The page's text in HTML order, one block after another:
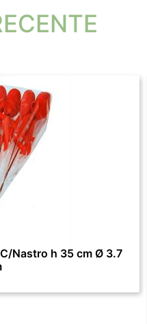
Nastro h 35 cm Ø 3.7